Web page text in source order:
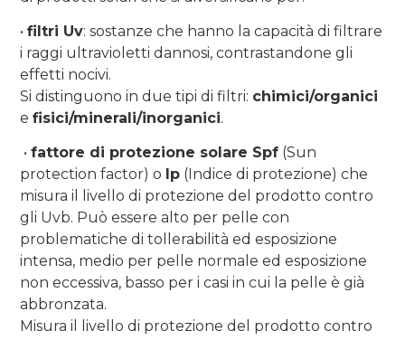
•filtri Uv: sostanze che hanno la capacità di filtrare
i raggi ultravioletti dannosi, contrastandone gli
effetti nocivi.
Si distinguono in due tipi di filtri: chimici/organici
efisici/minerali/inorganici.
•fattore di protezione solare Spf (Sun
protection factor) o Ip (Indice di protezione) che
misura il livello di protezione del prodotto contro
gli Uvb. Può essere alto per pelle con
problematiche di tollerabilità ed esposizione
intensa, medio per pelle normale ed esposizione
non eccessiva, basso per i casi in cui la pelle è già
abbronzata.
Misura il livello di protezione del prodotto contro